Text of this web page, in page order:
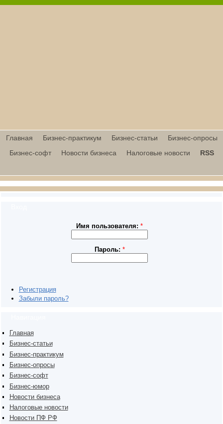
Главная Бизнес-практикум Бизнес-статьи
Бизнес-опросы
Бизнес-софт
Новости бизнеса Налоговые новости RSS
Имя пользователя:*
Пароль: *
Регистрация
Забыли пароль?
Главная
Бизнес-статьи
Бизнес-практикум
Бизнес-опросы
Бизнес-софт
Бизнес-юмор
Новости бизнеса
Налоговые новости
Новости ПФ РФ